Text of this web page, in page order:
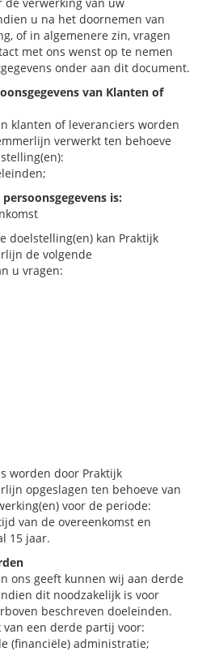
u na het doornemen van
of in algemenere zin, vragen
met ons wenst op te nemen
onder aan dit document.
van Klanten of
klanten of leveranciers worden
verwerkt ten behoeve
is:
doelstelling(en) kan Praktijk
de volgende
u vragen:
worden door Praktijk
opgeslagen ten behoeve van
voor de periode:
van de overeenkomst en
15 jaar.
ons geeft kunnen wij aan derde
dit noodzakelijk is voor
beschreven doeleinden.
een derde partij voor:
(financiële) administratie;